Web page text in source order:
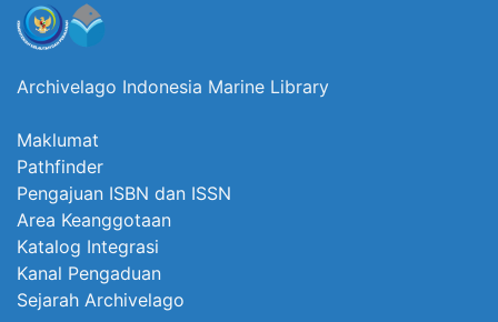
Archivelago Indonesia Marine Library
Maklumat
Pathfinder
Pengajuan ISBN dan ISSN
Area Keanggotaan
Katalog Integrasi
Kanal Pengaduan
Sejarah Archivelago